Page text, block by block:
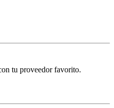
tu proveedor favorito.